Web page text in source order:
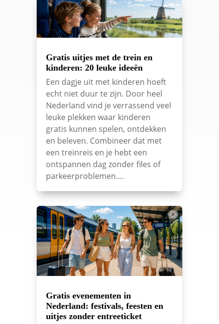
Gratis uitjes met de trein en
kinderen: 20 leuke ideeën
Een dagje uit met kinderen hoeft
echt niet duur te zijn. Door heel
Nederland vind je verrassend veel
leuke plekken waar kinderen
gratis kunnen spelen, ontdekken
en beleven. Combineer dat met
een treinreis en je hebt een
ontspannen dag zonder files of
parkeerproblemen….
Gratis evenementen in
Nederland: festivals, feesten en
uitjes zonder entreeticket